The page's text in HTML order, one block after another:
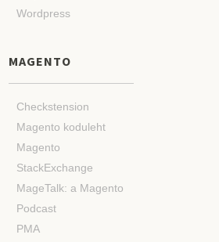
Wordpress
MAGENTO
Checkstension
Magento koduleht
Magento
StackExchange
MageTalk: a Magento
Podcast
PMA